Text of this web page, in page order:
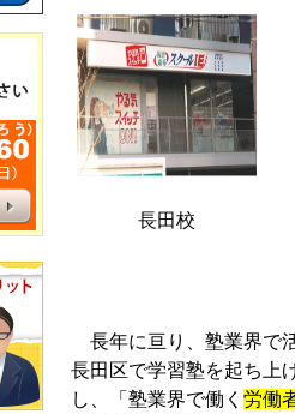
長田校
長年に亘り、塾業界で
長田区で学習塾を起ち上
し、「塾業界で働く 労働